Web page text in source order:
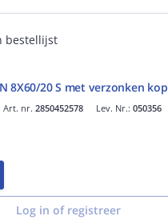
bestellijst
8X60/20 S met verzonken kop
Art. nr. 2850452578 Lev. Nr.: 050356
Log in of registreer